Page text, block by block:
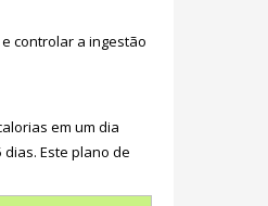
controlar a ingestão
em um dia
Este plano de